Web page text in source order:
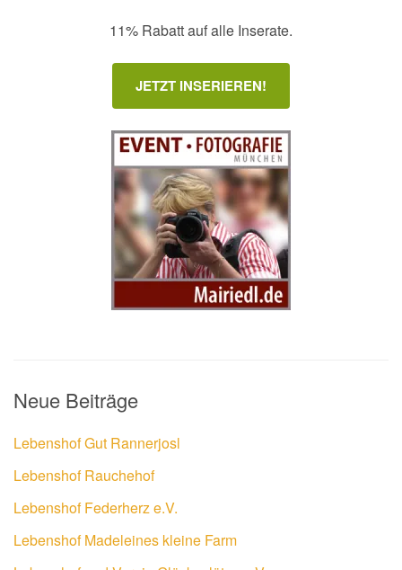
11% Rabatt auf alle Inserate.
JETZT INSERIEREN!
Neue Beiträge
Lebenshof Gut Rannerjosl
Lebenshof Rauchehof
Lebenshof Federherz e.V.
Lebenshof Madeleines kleine Farm